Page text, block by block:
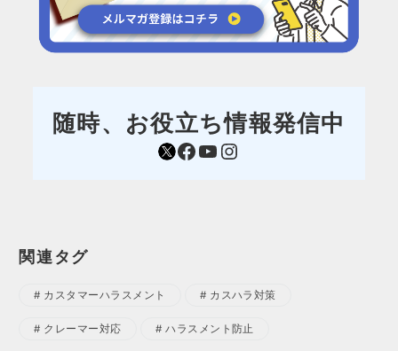
随時、お役立ち情報発信中
https://mobile.twitter.com/sr_aoki Facebook YouTube Instagram
関連タグ
カスタマーハラスメント カスハラ対策
クレーマー対応 ハラスメント防止